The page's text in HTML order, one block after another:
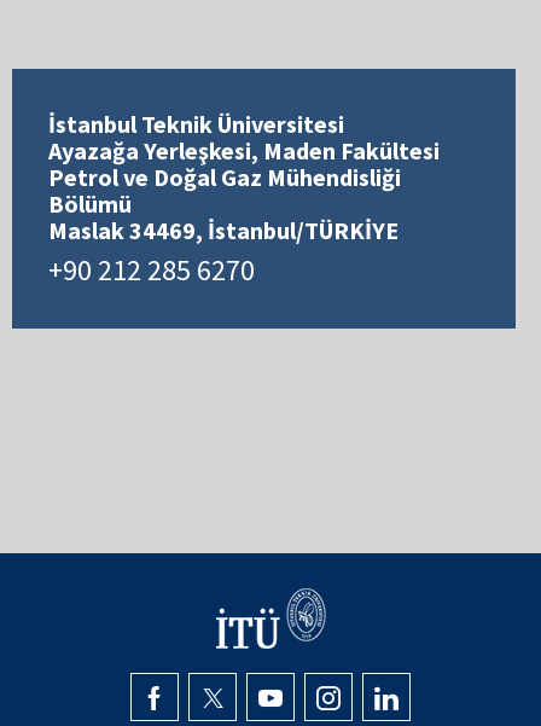
İstanbul Teknik Üniversitesi
Ayazağa Yerleşkesi, Maden Fakültesi
Petrol ve Doğal Gaz Mühendisliği
Bölümü
Maslak 34469, İstanbul/TÜRKİYE
+90 212 285 6270